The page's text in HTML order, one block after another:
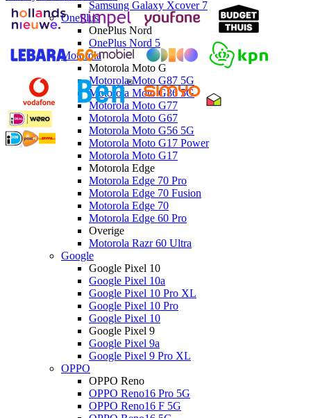
Samsung Galaxy Xcover 7
OnePlus
OnePlus Nord
OnePlus Nord 5
Motorola
Motorola Moto G
Motorola Moto G87 5G
Motorola Moto G86 5G
Motorola Moto G77
Motorola Moto G67
Motorola Moto G56 5G
Motorola Moto G17 Power
Motorola Moto G17
Motorola Edge
Motorola Edge 70 Pro
Motorola Edge 70 Fusion
Motorola Edge 70
Motorola Edge 60 Pro
Overige
Motorola Razr 60 Ultra
Google
Google Pixel 10
Google Pixel 10a
Google Pixel 10 Pro XL
Google Pixel 10 Pro
Google Pixel 10
Google Pixel 9
Google Pixel 9a
Google Pixel 9 Pro XL
OPPO
OPPO Reno
OPPO Reno16 Pro 5G
OPPO Reno16 F 5G